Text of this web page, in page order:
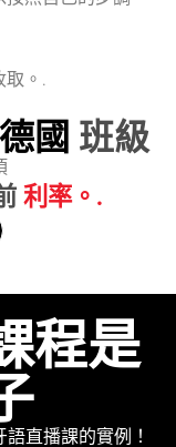
取。.
德國 班級
利率。.
程是
直播課的實例！